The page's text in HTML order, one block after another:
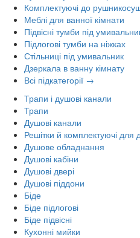
Комплектуючі до
Меблі для ванної кімнати
Підвісні тумби під
Підлогові тумби на ніжках
Стільниці під умивальник
Дзеркала в ванну кімнату
Всі підкатегорії →
Трапи і душові канали
Трапи
Душові канали
Решітки й комплектуючі для
Душове обладнання
Душові кабіни
Душові двері
Душові піддони
Біде
Біде підлогові
Біде підвісні
Кухонні мийки